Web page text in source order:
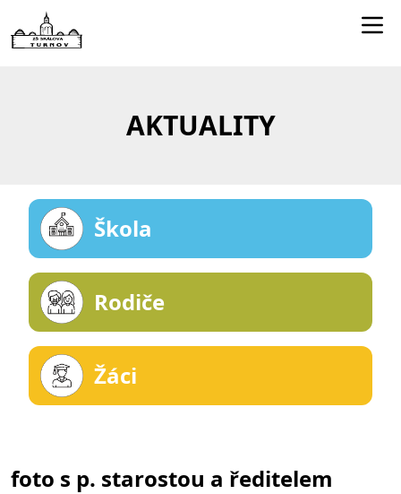
Kontakty
AKTUALITY
Škola
Rodiče
Žáci
foto s p. starostou a ředitelem